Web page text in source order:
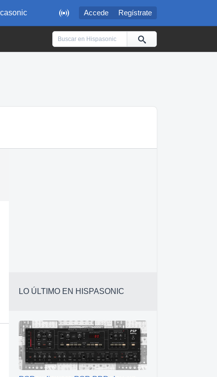
 Accede Regístrate
LO ÚLTIMO EN HISPASONIC